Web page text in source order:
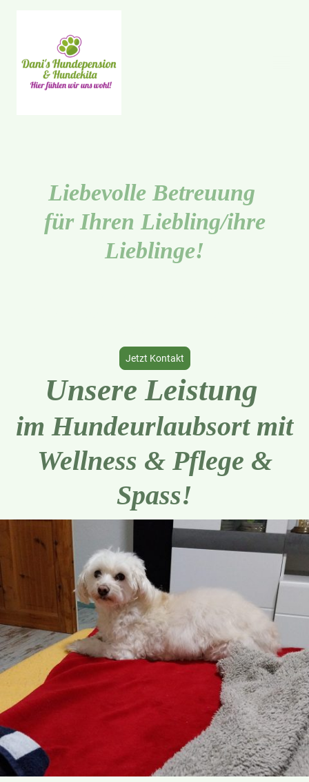
Liebevolle Betreuung
für Ihren Liebling/ihre
Lieblinge!
Jetzt Kontakt
Unsere Leistung
im Hundeurlaubsort mit
Wellness & Pflege &
Spass!